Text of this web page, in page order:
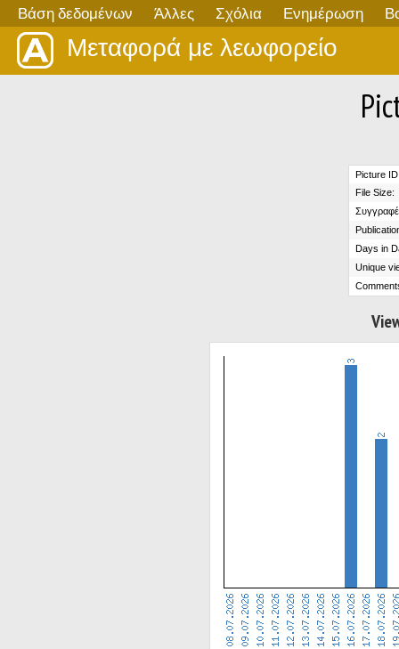
Βάση δεδομένων Άλλες Σχόλια Ενημέρωση
Μεταφορά με λεωφορείο
Picture
File Size:
Days in
Unique